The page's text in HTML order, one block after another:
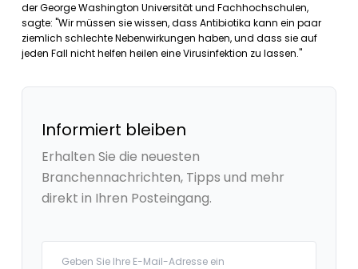
der George Washington Universität und Fachhochschulen,
sagte: "Wir müssen sie wissen, dass Antibiotika kann ein paar
ziemlich schlechte Nebenwirkungen haben, und dass sie auf
jeden Fall nicht helfen heilen eine Virusinfektion zu lassen."
Informiert bleiben
Erhalten Sie die neuesten
Branchennachrichten, Tipps und mehr
direkt in Ihren Posteingang.